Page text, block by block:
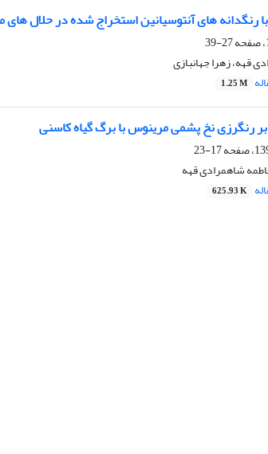
رنگدانه های آنتوسیانین استخراج شده در حلال
27-39
قهه، زهرا جهانبازی
1.25 M
رنگرزی نخ پشمی مرینوس با برگ گیاه کاسنی
17-23
شاهمرادی قهه
625.93 K